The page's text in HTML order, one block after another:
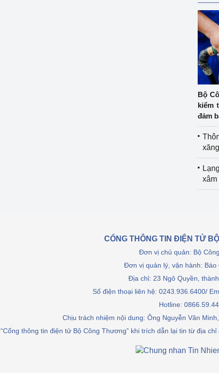
Bộ
kiểm
đảm
xâm
CỔNG THÔNG TIN ĐIỆN TỬ
Đơn vị chủ quản: Bộ
Đơn vị quản lý, vận hành: Báo
Địa chỉ: 23 Ngô Quyền,
Số điện thoại liên hệ: 0243.936.6400/
Hotline:
Chịu trách nhiệm nội dung: Ông Nguyễn Văn
thông tin điện tử Bộ Công Thương” khi trích dẫn lại tin từ địa